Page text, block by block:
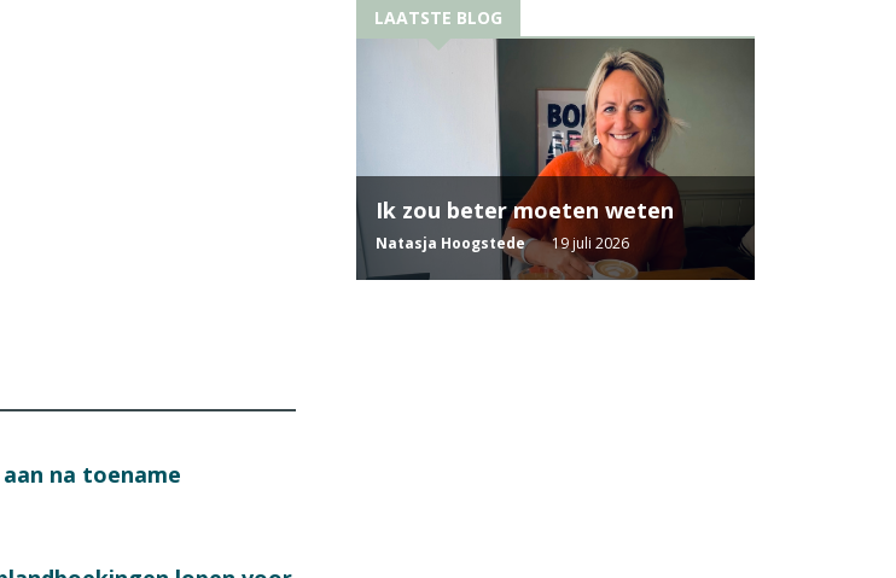
na toename
LAATSTE BLOG
Ik zou beter moeten weten
Natasja Hoogstede 19 juli 2026